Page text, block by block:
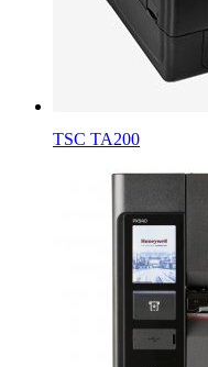
TSC TA200